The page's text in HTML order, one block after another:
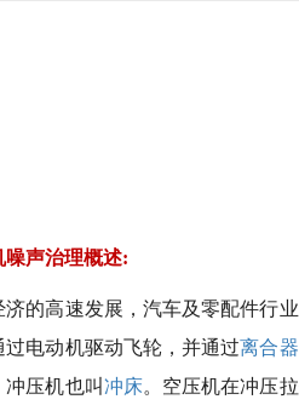
噪声治理概述:
济的高速发展，汽车及零配件行
过电动机驱动飞轮，并通过离合器
冲压机也叫冲床。空压机在冲压